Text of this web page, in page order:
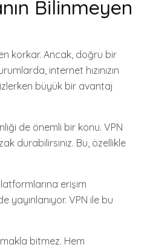
Bilinmeyen
korkar. Ancak, doğru bir
internet hızınızın
izlerken büyük bir avantaj
de önemli bir konu. VPN
durabilirsiniz. Bu, özellikle
erişim
yayınlanıyor. VPN ile bu
bitmez. Hem